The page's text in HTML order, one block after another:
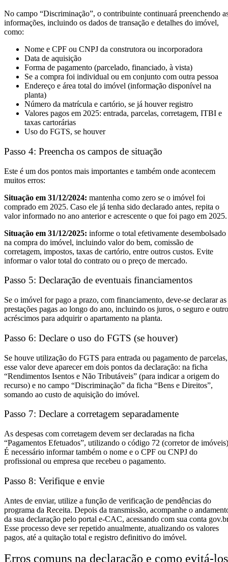
No campo “Discriminação”, o contribuinte continuará preenchendo
informações, incluindo os dados de transação e detalhes do imóvel,
como:
Nome e CPF ou CNPJ da construtora ou incorporadora
Data de aquisição
Forma de pagamento (parcelado, financiado, à vista)
Se a compra foi individual ou em conjunto com outra pessoa
Endereço e área total do imóvel (informação disponível na
planta)
Número da matrícula e cartório, se já houver registro
Valores pagos em 2025: entrada, parcelas, corretagem, ITBI e
taxas cartorárias
Uso do FGTS, se houver
Passo 4: Preencha os campos de situação
Este é um dos pontos mais importantes e também onde acontecem
muitos erros:
Situação em 31/12/2024: mantenha como zero se o imóvel foi
comprado em 2025. Caso ele já tenha sido declarado antes, repita o
valor informado no ano anterior e acrescente o que foi pago em 2025.
Situação em 31/12/2025: informe o total efetivamente desembolsado
na compra do imóvel, incluindo valor do bem, comissão de
corretagem, impostos, taxas de cartório, entre outros custos. Evite
informar o valor total do contrato ou o preço de mercado.
Passo 5: Declaração de eventuais financiamentos
Se o imóvel for pago a prazo, com financiamento, deve-se declarar as
prestações pagas ao longo do ano, incluindo os juros, o seguro e
acréscimos para adquirir o apartamento na planta.
Passo 6: Declare o uso do FGTS (se houver)
Se houve utilização do FGTS para entrada ou pagamento de parcelas,
esse valor deve aparecer em dois pontos da declaração: na ficha
“Rendimentos Isentos e Não Tributáveis” (para indicar a origem do
recurso) e no campo “Discriminação” da ficha “Bens e Direitos”,
somando ao custo de aquisição do imóvel.
Passo 7: Declare a corretagem separadamente
As despesas com corretagem devem ser declaradas na ficha
“Pagamentos Efetuados”, utilizando o código 72 (corretor de
É necessário informar também o nome e o CPF ou CNPJ do
profissional ou empresa que recebeu o pagamento.
Passo 8: Verifique e envie
Antes de enviar, utilize a função de verificação de pendências do
programa da Receita. Depois da transmissão, acompanhe o
da sua declaração pelo portal e-CAC, acessando com sua conta
Esse processo deve ser repetido anualmente, atualizando os valores
pagos, até a quitação total e registro definitivo do imóvel.
Erros comuns na declaração e como evitá-los